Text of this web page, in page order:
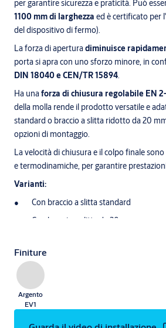
per garantire sicurezza e praticità. Può
1100 mm di larghezza ed è certificato per
del dispositivo di fermo).
La forza di aperturadiminuisce
porta si apra con uno sforzo minore, in
DIN 18040 e CEN/TR 15894.
Ha unaforza di chiusura regolabile EN
della molla rende il prodotto versatile e
standard o braccio a slitta ridotto da 20
opzioni di montaggio.
La velocità di chiusura e il colpo finale
e termodinamiche, per garantire
Varianti:
Con braccio a slitta standard
Con braccio a slitta da 20 mm
Finiture
Argento
EV1